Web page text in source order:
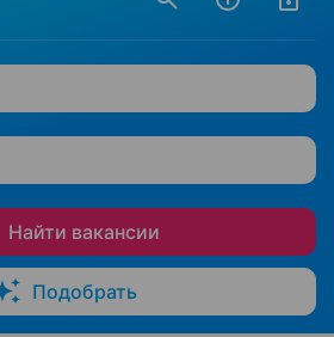
Найти вакансии
Подобрать